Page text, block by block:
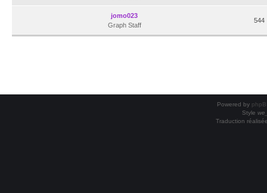
jomo023
Graph Staff
544
Powered by
Style
Traduction